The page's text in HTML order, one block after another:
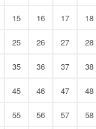
15 16 17 18
25 26 27 28
35 36 37 38
45 46 47 48
55 56 57 58